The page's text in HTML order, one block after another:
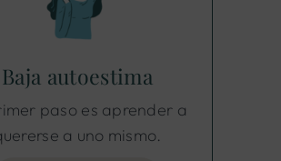
Baja autoestima
paso es aprender a
a uno mismo.